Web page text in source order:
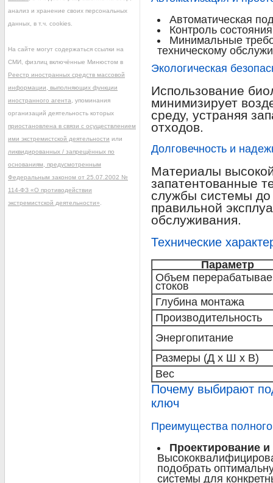
Автоматическая
Контроль
Минимальные
техническому
Экологическая
Использование
минимизирует
среду, устраняя
отходов.
Долговечность и
Материалы
запатентованные
службы системы до
правильной
обслуживания.
Технические
Параметр
Объем
стоков
Глубина монтажа
Производительность
Энергопитание
Размеры (Д x Ш x В)
Вес
Почему выбирают
ключ
Преимущества полного
Проектирование и
подобрать
системы для
анализ и хранение своих персональных
данных, в т.ч. cookies.
На сайте могут содержаться ссылки на
СМИ, физлиц включённые Минюстом в
Реестр иностранных средств массовой
информации, выполняющих функции
иностранного агента , упоминания
организаций деятельность которых
приостановлена в связи с осуществлением
ими экстремистской деятельности или
ликвидированных / запрещённых по
основаниям, предусмотренным
Федеральным законом от 25.07.2002 №
114-ФЗ «О противодействии
экстремистской деятельности»